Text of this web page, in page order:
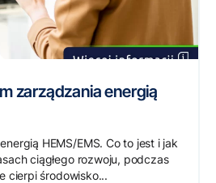
zarządzania energią
HEMS/EMS. Co to jest i jak
ciągłego rozwoju, podczas
cierpi środowisko...